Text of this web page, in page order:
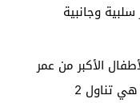
وجانبية
الأكبر من عمر
سبع سنوات والبالغين بشكل عام، هي تناول 2